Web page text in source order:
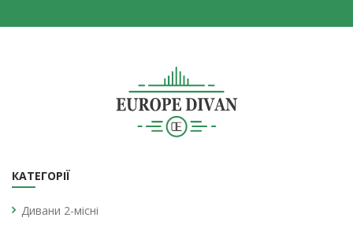
КАТЕГОРІЇ
Дивани 2-місні